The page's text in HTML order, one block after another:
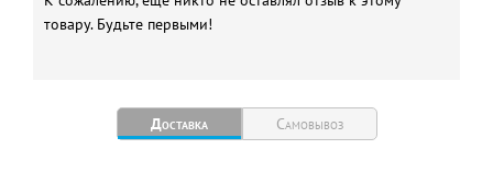
товару. Будьте первыми!
Доставка Самовывоз